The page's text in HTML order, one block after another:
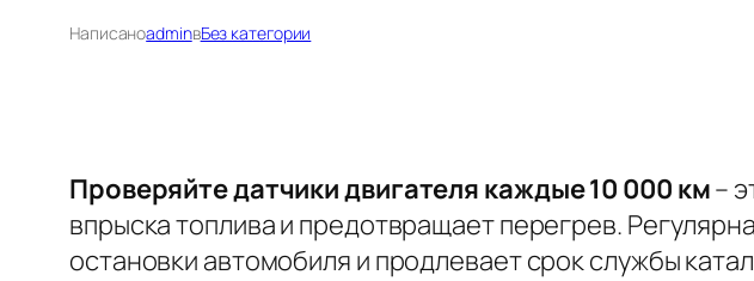
НаписаноadminвБез категории
Проверяйте датчики двигателя каждые 10 000 км–
впрыска топлива и предотвращает перегрев.
остановки автомобиля и продлевает срок службы